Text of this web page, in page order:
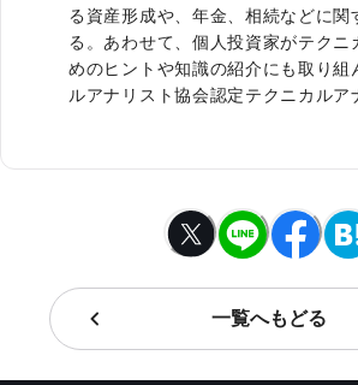
る資産形成や、年金、相続などに
る。あわせて、個人投資家がテク
めのヒントや知識の紹介にも取り
ルアナリスト協会認定テクニカルア
一覧へもどる